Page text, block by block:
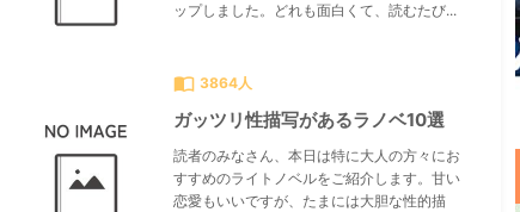
ップしました。どれも面白くて、読むたび...
import_contacts 3864人
ガッツリ性描写があるラノベ10選
読者のみなさん、本日は特に大人の方々にお
すすめのライトノベルをご紹介します。甘い
恋愛もいいですが、たまには大胆な性的描